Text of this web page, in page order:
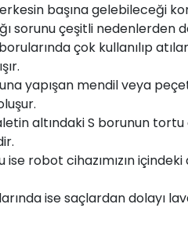
başına gelebileceği
sorunu çeşitli nedenlerden
çok kullanılıp
yapışan mendil veya
altındaki S borunun tortu
robot cihazımızın
ise saçlardan dolayı